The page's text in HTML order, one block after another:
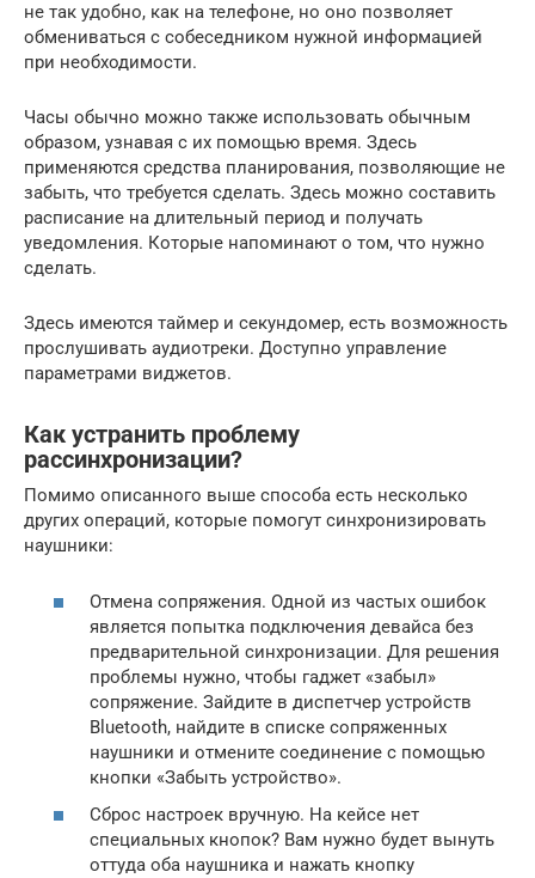
не так удобно, как на телефоне, но оно позволяет
обмениваться с собеседником нужной информацией
при необходимости.
Часы обычно можно также использовать обычным
образом, узнавая с их помощью время. Здесь
применяются средства планирования, позволяющие не
забыть, что требуется сделать. Здесь можно составить
расписание на длительный период и получать
уведомления. Которые напоминают о том, что нужно
сделать.
Здесь имеются таймер и секундомер, есть возможность
прослушивать аудиотреки. Доступно управление
параметрами виджетов.
Как устранить проблему
рассинхронизации?
Помимо описанного выше способа есть несколько
других операций, которые помогут синхронизировать
наушники:
Отмена сопряжения. Одной из частых ошибок
является попытка подключения девайса без
предварительной синхронизации. Для решения
проблемы нужно, чтобы гаджет «забыл»
сопряжение. Зайдите в диспетчер устройств
Bluetooth, найдите в списке сопряженных
наушники и отмените соединение с помощью
кнопки «Забыть устройство».
Сброс настроек вручную. На кейсе нет
специальных кнопок? Вам нужно будет вынуть
оттуда оба наушника и нажать кнопку